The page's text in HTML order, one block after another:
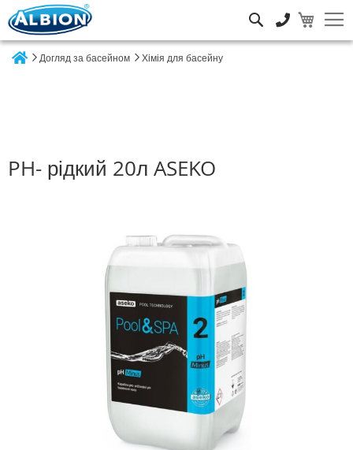
Догляд за басейном Хімія для басейну
PH- рідкий 20л ASEKO